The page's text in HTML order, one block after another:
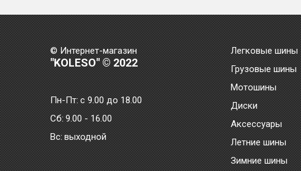
© Интернет-магазин
"KOLESO" © 2022
Пн-Пт:с 9.00 до 18.00
Сб: 9.00 - 16.00
Bc: выходной
Легковые шины
Грузовые шины
Мотошины
Диски
Аксессуары
Летние шины
Зимние шины